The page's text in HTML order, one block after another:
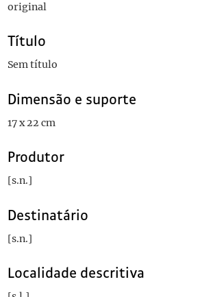
original
Título
Sem título
Dimensão e suporte
17 x 22 cm
Produtor
[s.n.]
Destinatário
[s.n.]
Localidade descritiva